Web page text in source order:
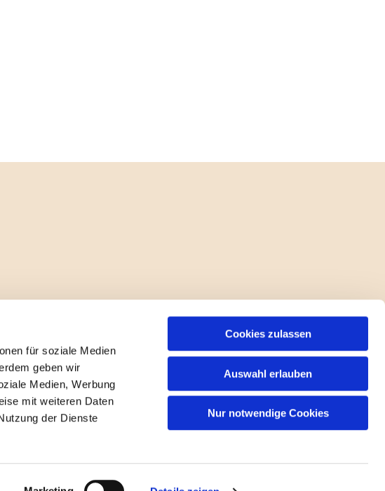
für soziale Medien
geben wir
Medien, Werbung
mit weiteren Daten
der Dienste
Cookies zulassen
Auswahl erlauben
Nur notwendige Cookies
Login